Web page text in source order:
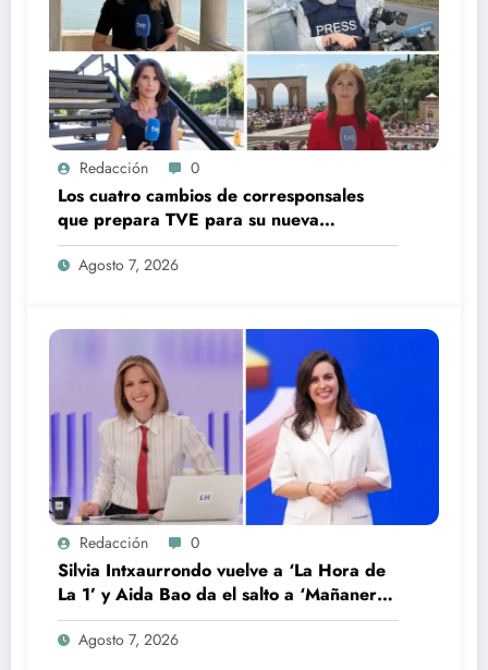
Redacción 0
Los cuatro cambios de corresponsales
que prepara TVE para su nueva
temporada
Agosto 7, 2026
Redacción 0
Silvia Intxaurrondo vuelve a ‘La Hora de
La 1’ y Aida Bao da el salto a ‘Mañaneros
360’
Agosto 7, 2026